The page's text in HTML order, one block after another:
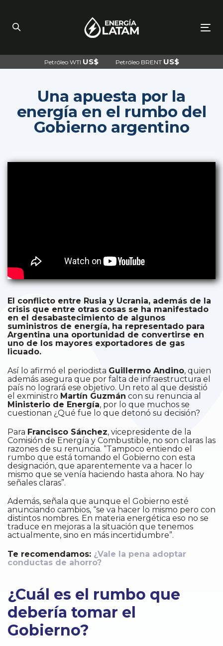
primary
navigation
content
Petróleo WTI US$ Petróleo BRENT US$
Una apuesta por la
energía en el rumbo del
Gobierno argentino
El conflicto entre Rusia y Ucrania, además de la
crisis que entre otras cosas se ha manifestado
en el desabastecimiento de algunos
suministros de energía, ha representado para
Argentina una oportunidad de convertirse en
uno de los mayores exportadores de gas
licuado.
Así lo afirmó el periodista Guillermo Andino, quien
además asegura que por falta de infraestructura el
país no logrará ese objetivo. Un reto al que desistió
el exministro Martín Guzmán con su renuncia al
Ministerio de Energía, por lo que muchos se
cuestionan ¿Qué fue lo que detonó su decisión?
Para Francisco Sánchez, vicepresidente de la
Comisión de Energía y Combustible, no son claras las
razones de su renuncia. “Tampoco entiendo el
rumbo que está tomando el Gobierno con esta
designación, que aparentemente va a hacer lo
mismo que se venía haciendo hasta ahora. No hay
señales claras”.
Además, señala que aunque el Gobierno esté
anunciando cambios, “se va hacer lo mismo pero con
distintos nombres. En materia energética eso no se
traduce en mejoras a la situación que tenemos
actualmente, sino en más incertidumbre”.
Te recomendamos: ¿Vale la pena adoptar
conductas de ahorro?
¿Cuál es el rumbo que
debería tomar el
Gobierno?
navigation